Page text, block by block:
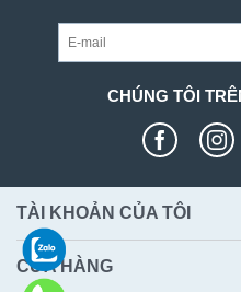
CHÚNG TÔI
TÀI KHOẢN CỦA TÔI
CỬA HÀNG